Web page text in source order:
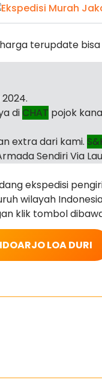
terupdate
diCHAT pojok
extra dari kami.
Sendiri Via
ekspedisi
wilayah
klik tombol
LOA DURI